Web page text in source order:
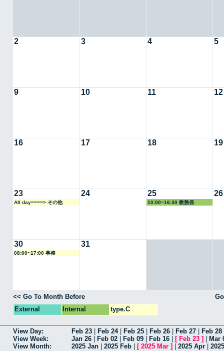
2 3 4 5
9 10 11 12
16 17 18 19
23
All day====> その他
24 25
10:00~16:30 教務係
26
30
08:00~17:00 事務
31
<< Go To Month Before
External
Internal type.C
View Day: Feb 23 Feb 24| Feb 25 Feb 26 Feb 27 Feb 28
View Week:
Jan 26 Feb 02 Feb 09 Feb 16 [ Feb 23 ]
Mar
View Month:
2025 Jan 2025 Feb [ 2025 Mar ] 2025 Apr